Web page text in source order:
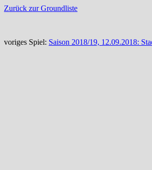
Zurück zur Groundliste
voriges Spiel: Saison 2018/19, 12.09.2018: